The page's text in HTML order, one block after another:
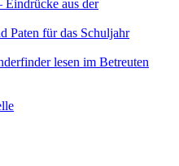
Eindrücke aus der
Paten für das Schuljahr
lesen im Betreuten